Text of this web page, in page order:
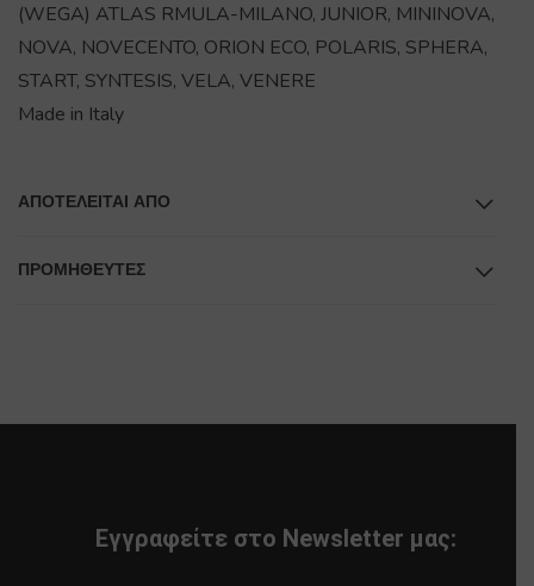
(WEGA) ATLAS RMULA-MILANO, JUNIOR, MININOVA,
NOVA, NOVECENTO, ORION ECO, POLARIS, SPHERA,
START, SYNTESIS, VELA, VENERE
Made in Italy
ΑΠΟΤΕΛΕΊΤΑΙ ΑΠΌ
ΠΡΟΜΗΘΕΥΤΕΣ
Εγγραφείτε στο Newsletter μας: